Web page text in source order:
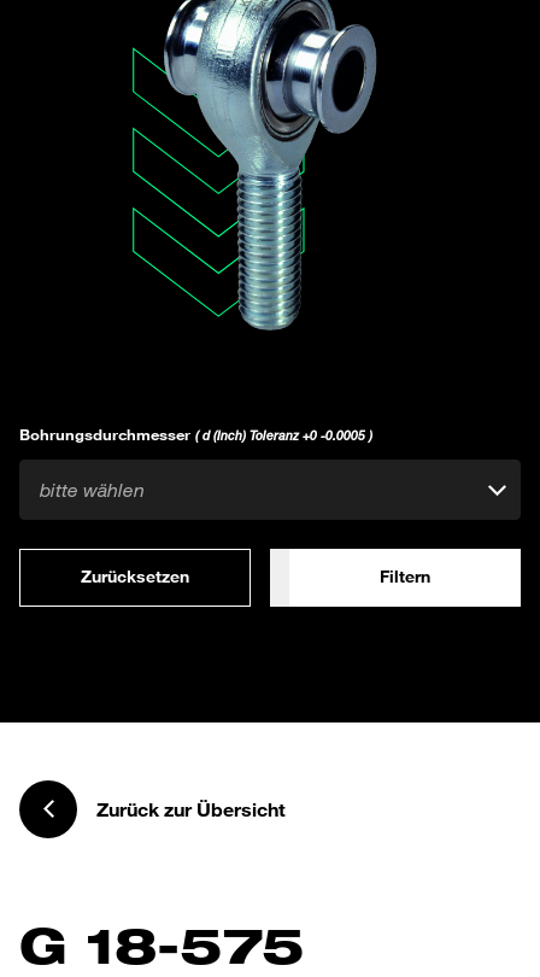
Bohrungsdurchmesser ( d (Inch) Toleranz +0 -0.0005 )
bitte wählen
Zurücksetzen Filtern
Zurück zur Übersicht
G 18-575